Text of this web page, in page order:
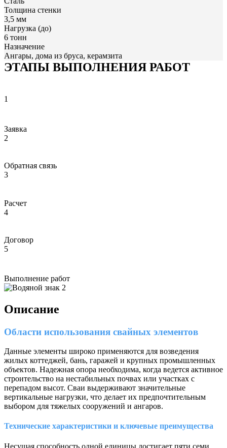
Толщина стенки
3,5 мм
Нагрузка (до)
6 тонн
Назначение
Ангары, дома из бруса, керамзита
ЭТАПЫ ВЫПОЛНЕНИЯ РАБОТ
1
Заявка
2
Обратная связь
3
Расчет
4
Договор
5
Выполнение работ
Описание
Области использования свайных элементов
Данные элементы широко применяются для возведения
жилых коттеджей, бань, гаражей и крупных промышленных
объектов. Надежная опора необходима, когда ведется активное
строительство на нестабильных почвах или участках с
перепадом высот. Сваи выдерживают значительные
вертикальные нагрузки, что делает их предпочтительным
выбором для тяжелых сооружений и ангаров.
Технические характеристики и ключевые преимущества
Несущая способность одной единицы достигает пяти семи